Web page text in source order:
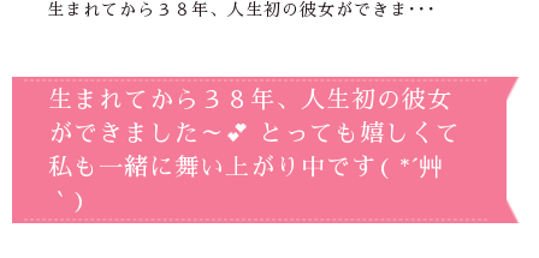
生まれてから３８年、人生初の彼女ができま･･･
生まれてから３８年、人生初の彼女
ができました～💕 とっても嬉しくて
私も一緒に舞い上がり中です( *´艸
｀)